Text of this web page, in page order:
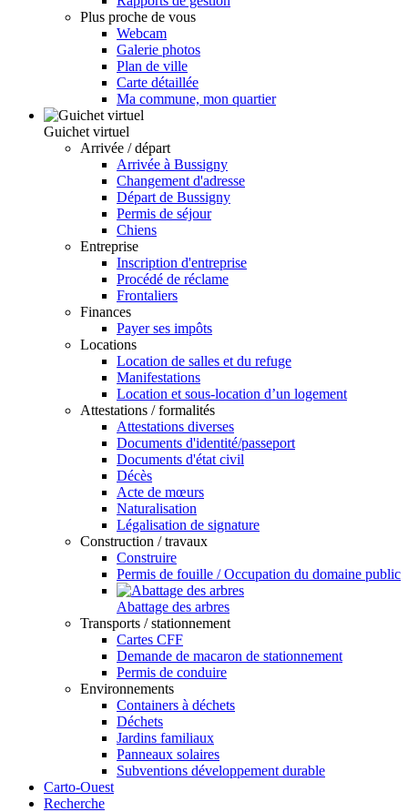
Plus proche de vous
Webcam
Galerie photos
Plan de ville
Carte détaillée
Ma commune, mon quartier
Guichet virtuel
Arrivée / départ
Arrivée à Bussigny
Changement d'adresse
Départ de Bussigny
Permis de séjour
Chiens
Entreprise
Inscription d'entreprise
Procédé de réclame
Frontaliers
Finances
Payer ses impôts
Locations
Location de salles et du refuge
Manifestations
Location et sous-location d’un logement
Attestations / formalités
Attestations diverses
Documents d'identité/passeport
Documents d'état civil
Décès
Acte de mœurs
Naturalisation
Légalisation de signature
Construction / travaux
Construire
Permis de fouille / Occupation du domaine public
Abattage des arbres
Transports / stationnement
Cartes CFF
Demande de macaron de stationnement
Permis de conduire
Environnements
Containers à déchets
Déchets
Jardins familiaux
Panneaux solaires
Subventions développement durable
Carto-Ouest
Recherche